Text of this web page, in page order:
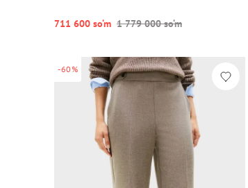
711 600 so‘m 1 779 000 so‘m
-60%